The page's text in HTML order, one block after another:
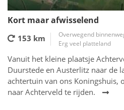
Kort maar afwisselend
153 km
Overwegend
Erg veel platteland
Vanuit het kleine plaatsje
Duurstede en Austerlitz naar de
achtertuin van ons Koningshuis,
naar Achterveld te rijden.